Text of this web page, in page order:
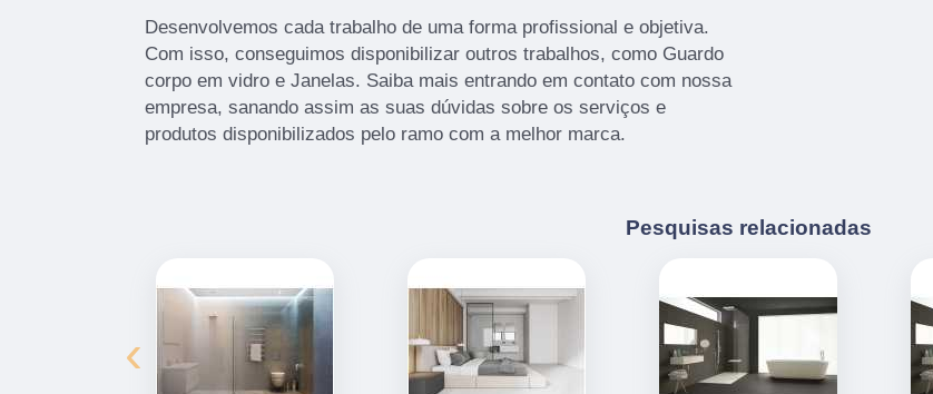
Desenvolvemos cada trabalho de uma forma profissional e objetiva.
Com isso, conseguimos disponibilizar outros trabalhos, como Guardo
corpo em vidro e Janelas. Saiba mais entrando em contato com nossa
empresa, sanando assim as suas dúvidas sobre os serviços e
produtos disponibilizados pelo ramo com a melhor marca.
Pesquisas relacionadas
‹